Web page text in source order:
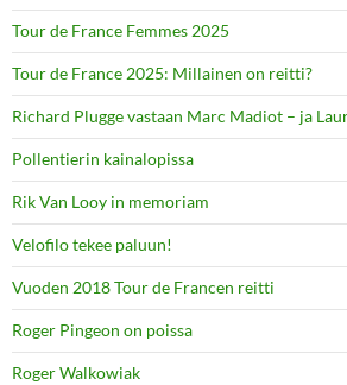
Tour de France Femmes 2025
Tour de France 2025: Millainen on reitti?
Richard Plugge vastaan Marc Madiot – ja
Pollentierin kainalopissa
Rik Van Looy in memoriam
Velofilo tekee paluun!
Vuoden 2018 Tour de Francen reitti
Roger Pingeon on poissa
Roger Walkowiak